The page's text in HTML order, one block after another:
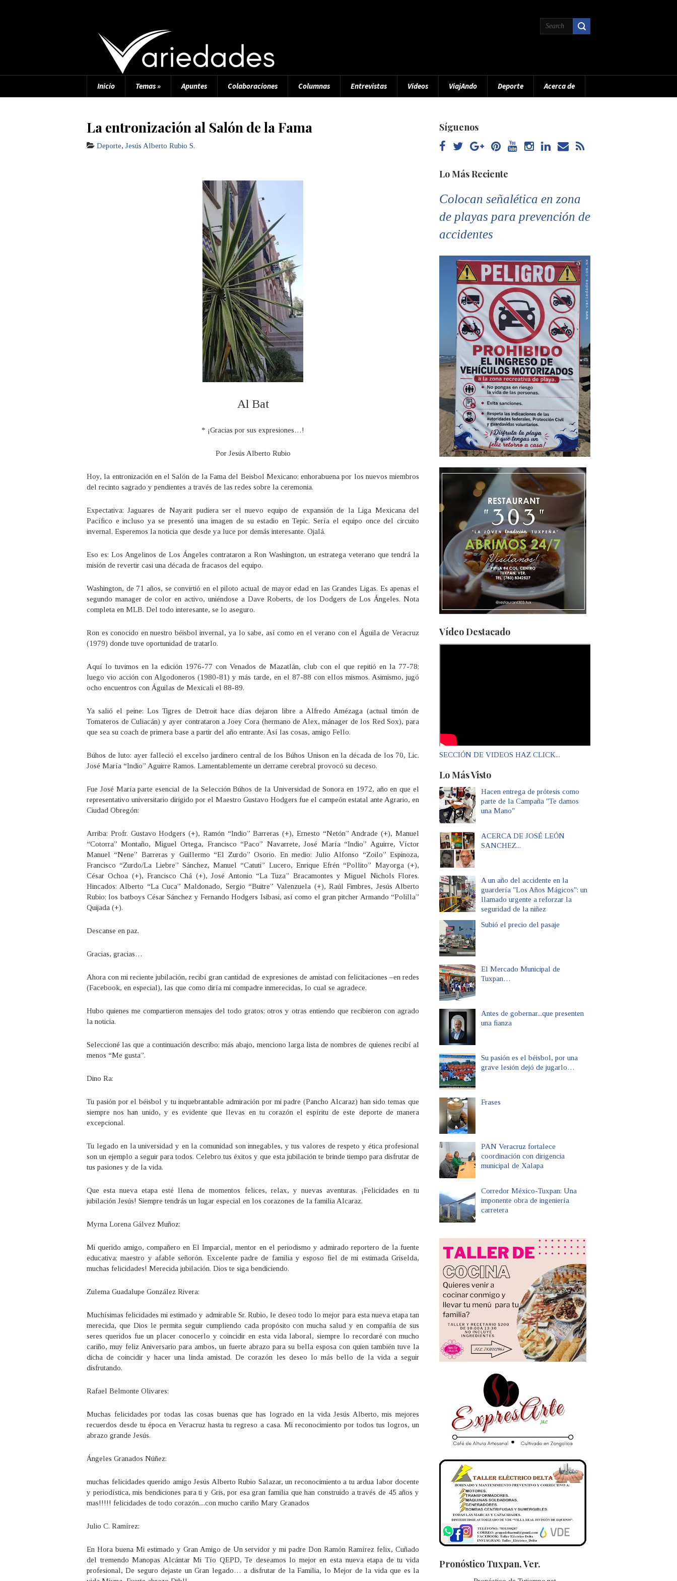
Inicio Temas» Apuntes Colaboraciones Columnas Entrevistas Videos ViajAndo Deporte Acerca de
La entronización al Salón de la Fama
Deporte, Jesús Alberto Rubio S.
Al Bat
* ¡Gracias por sus expresiones…!
Por Jesús Alberto Rubio
Hoy, la entronización en el Salón de la Fama del Beisbol Mexicano; enhorabuena por los nuevos miembros
del recinto sagrado y pendientes a través de las redes sobre la ceremonia.
Expectativa: Jaguares de Nayarit pudiera ser el nuevo equipo de expansión de la Liga Mexicana del
Pacífico e incluso ya se presentó una imagen de su estadio en Tepic. Sería el equipo once del circuito
invernal. Esperemos la noticia que desde ya luce por demás interesante. Ojalá.
Eso es: Los Angelinos de Los Ángeles contrataron a Ron Washington, un estratega veterano que tendrá la
misión de revertir casi una década de fracasos del equipo.
Washington, de 71 años, se convirtió en el piloto actual de mayor edad en las Grandes Ligas. Es apenas el
segundo manager de color en activo, uniéndose a Dave Roberts, de los Dodgers de Los Ángeles. Nota
completa en MLB. Del todo interesante, se lo aseguro.
Ron es conocido en nuestro béisbol invernal, ya lo sabe, así como en el verano con el Águila de Veracruz
(1979) donde tuve oportunidad de tratarlo.
Aquí lo tuvimos en la edición 1976-77 con Venados de Mazatlán, club con el que repitió en la 77-78;
luego vio acción con Algodoneros (1980-81) y más tarde, en el 87-88 con ellos mismos. Asimismo, jugó
ocho encuentros con Águilas de Mexicali el 88-89.
Ya salió el peine: Los Tigres de Detroit hace días dejaron libre a Alfredo Amézaga (actual timón de
Tomateros de Culiacán) y ayer contrataron a Joey Cora (hermano de Alex, mánager de los Red Sox), para
que sea su coach de primera base a partir del año entrante. Así las cosas, amigo Fello.
Búhos de luto: ayer falleció el excelso jardinero central de los Búhos Unison en la década de los 70, Lic.
José María “Indio” Aguirre Ramos. Lamentablemente un derrame cerebral provocó su deceso.
Fue José María parte esencial de la Selección Búhos de la Universidad de Sonora en 1972, año en que el
representativo universitario dirigido por el Maestro Gustavo Hodgers fue el campeón estatal ante Agrario, en
Ciudad Obregón:
Arriba: Profr. Gustavo Hodgers (+), Ramón “Indio” Barreras (+), Ernesto “Netón” Andrade (+), Manuel
“Cotorra” Montaño, Miguel Ortega, Francisco “Paco” Navarrete, José María “Indio” Aguirre, Víctor
Manuel “Nene” Barreras y Guillermo “El Zurdo” Osorio. En medio: Julio Alfonso “Zoilo” Espinoza,
Francisco “Zurdo/La Liebre” Sánchez, Manuel “Catuti” Lucero, Enrique Efrén “Pollito” Mayorga (+),
César Ochoa (+), Francisco Chá (+), José Antonio “La Tuza” Bracamontes y Miguel Nichols Flores.
Hincados: Alberto “La Cuca” Maldonado, Sergio “Buitre” Valenzuela (+), Raúl Fimbres, Jesús Alberto
Rubio; los batboys César Sánchez y Fernando Hodgers Isibasi, así como el gran pitcher Armando “Polilla”
Quijada (+).
Descanse en paz.
Gracias, gracias…
Ahora con mi reciente jubilación, recibí gran cantidad de expresiones de amistad con felicitaciones –en redes
(Facebook, en especial), las que como diría mi compadre inmerecidas, lo cual se agradece.
Hubo quienes me compartieron mensajes del todo gratos; otros y otras entiendo que recibieron con agrado
la noticia.
Seleccioné las que a continuación describo; más abajo, menciono larga lista de nombres de quienes recibí al
menos “Me gusta”.
Dino Ra:
Tu pasión por el béisbol y tu inquebrantable admiración por mi padre (Pancho Alcaraz) han sido temas que
siempre nos han unido, y es evidente que llevas en tu corazón el espíritu de este deporte de manera
excepcional.
Tu legado en la universidad y en la comunidad son innegables, y tus valores de respeto y ética profesional
son un ejemplo a seguir para todos. Celebro tus éxitos y que esta jubilación te brinde tiempo para disfrutar de
tus pasiones y de la vida.
Que esta nueva etapa esté llena de momentos felices, relax, y nuevas aventuras. ¡Felicidades en tu
jubilación Jesús! Siempre tendrás un lugar especial en los corazones de la familia Alcaraz.
Myrna Lorena Gálvez Muñoz:
Mi querido amigo, compañero en El Imparcial, mentor en el periodismo y admirado reportero de la fuente
educativa; maestro y afable señorón. Excelente padre de familia y esposo fiel de mi estimada Griselda,
muchas felicidades! Merecida jubilación. Dios te siga bendiciendo.
Zulema Guadalupe González Rivera:
Muchísimas felicidades mi estimado y admirable Sr. Rubio, le deseo todo lo mejor para esta nueva etapa tan
merecida, que Dios le permita seguir cumpliendo cada propósito con mucha salud y en compañía de sus
seres queridos️ fue un placer conocerlo y coincidir en esta vida laboral, siempre lo recordaré con mucho
cariño, muy feliz Aniversario para ambos, un fuerte abrazo para su bella esposa con quien también tuve la
dicha de coincidir y hacer una linda amistad. De corazón les deseo lo más bello de la vida a seguir
disfrutando.
Rafael Belmonte Olivares:
Muchas felicidades por todas las cosas buenas que has logrado en la vida Jesús Alberto, mis mejores
recuerdos desde tu época en Veracruz hasta tu regreso a casa. Mi reconocimiento por todos tus logros, un
abrazo grande Jesús.
Ángeles Granados Núñez:
muchas felicidades querido amigo Jesús Alberto Rubio Salazar, un reconocimiento a tu ardua labor docente
y periodística, mis bendiciones para ti y Gris, por esa gran familia que han construido a través de 45 años y
mas!!!!! felicidades de todo corazón️....con mucho cariño Mary Granados
Julio C. Ramírez:
En Hora buena Mi estimado y Gran Amigo de Un servidor y mi padre Don Ramón Ramírez felix, Cuñado
del tremendo Manopas Alcántar Mi Tío QEPD, Te deseamos lo mejor en esta nueva etapa de tu vida
profesional, De seguro dejaste un Gran legado… a disfrutar de la Familia, lo Mejor de la vida que es la
Síguenos
Lo Más Reciente
Colocan señalética en zona
de playas para prevención de
accidentes
Vídeo Destacado
SECCIÓN DE VIDEOS HAZ CLICK...
Lo Más Visto
Hacen entrega de prótesis como
parte de la Campaña "Te damos
una Mano"
ACERCA DE JOSÉ LEÓN
SANCHEZ...
A un año del accidente en la
guardería "Los Años Mágicos": un
llamado urgente a reforzar la
seguridad de la niñez
Subió el precio del pasaje
El Mercado Municipal de
Tuxpan…
Antes de gobernar...que presenten
una fianza
Su pasión es el béisbol, por una
grave lesión dejó de jugarlo…
Frases
PAN Veracruz fortalece
coordinación con dirigencia
municipal de Xalapa
Corredor México-Tuxpan: Una
imponente obra de ingeniería
carretera
Pronóstico Tuxpan, Ver.